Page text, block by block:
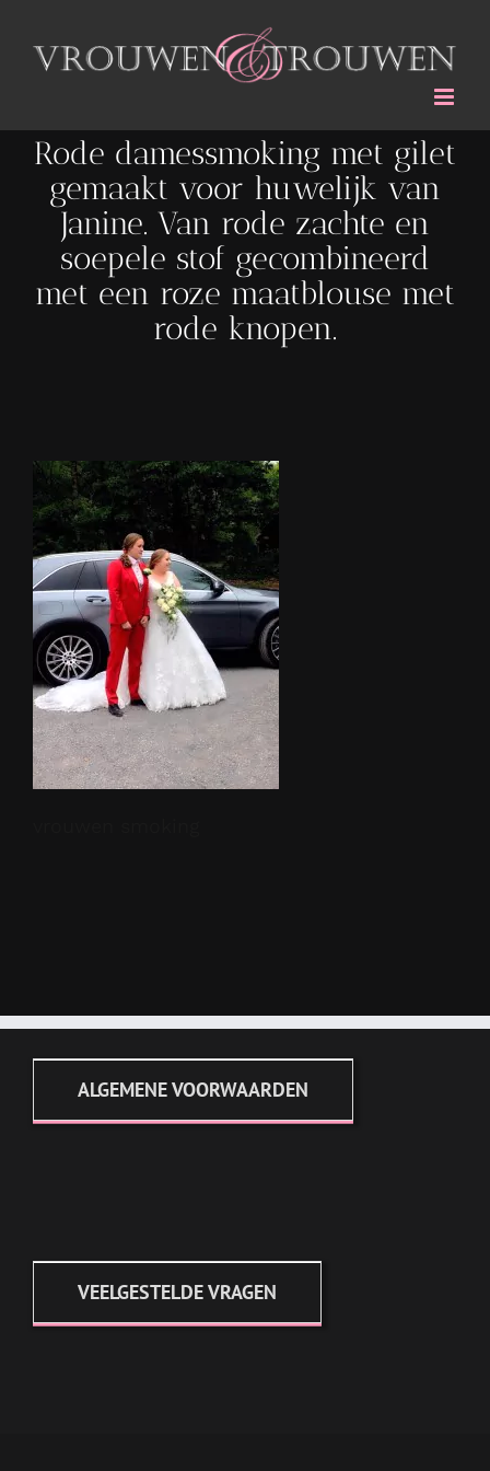
naar
inhoud
Rode damessmoking met gilet
gemaakt voor huwelijk van
Janine. Van rode zachte en
soepele stof gecombineerd
met een roze maatblouse met
rode knopen.
ALGEMENE VOORWAARDEN
VEELGESTELDE VRAGEN